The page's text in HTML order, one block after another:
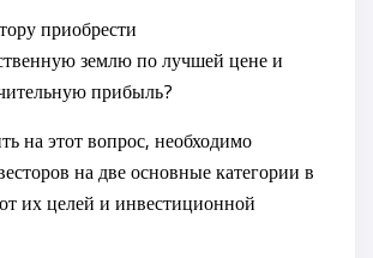
приобрести
землю по лучшей цене и
прибыль?
на этот вопрос, необходимо
на две основные категории в
их целей и инвестиционной